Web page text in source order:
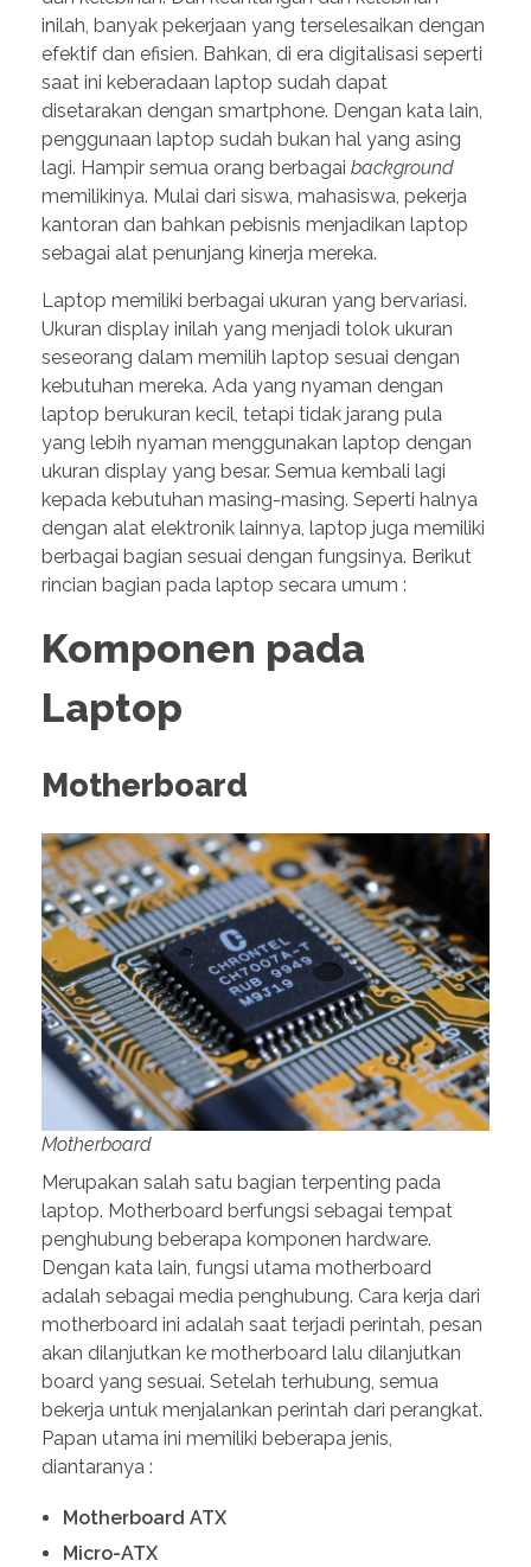
inilah, banyak pekerjaan yang terselesaikan dengan
efektif dan efisien. Bahkan, di era digitalisasi seperti
saat ini keberadaan laptop sudah dapat
disetarakan dengan smartphone. Dengan kata lain,
penggunaan laptop sudah bukan hal yang asing
lagi. Hampir semua orang berbagai background
memilikinya. Mulai dari siswa, mahasiswa, pekerja
kantoran dan bahkan pebisnis menjadikan laptop
sebagai alat penunjang kinerja mereka.
Laptop memiliki berbagai ukuran yang bervariasi.
Ukuran display inilah yang menjadi tolok ukuran
seseorang dalam memilih laptop sesuai dengan
kebutuhan mereka. Ada yang nyaman dengan
laptop berukuran kecil, tetapi tidak jarang pula
yang lebih nyaman menggunakan laptop dengan
ukuran display yang besar. Semua kembali lagi
kepada kebutuhan masing-masing. Seperti halnya
dengan alat elektronik lainnya, laptop juga memiliki
berbagai bagian sesuai dengan fungsinya. Berikut
rincian bagian pada laptop secara umum :
Komponen pada
Laptop
Motherboard
Motherboard
Merupakan salah satu bagian terpenting pada
laptop. Motherboard berfungsi sebagai tempat
penghubung beberapa komponen hardware.
Dengan kata lain, fungsi utama motherboard
adalah sebagai media penghubung. Cara kerja dari
motherboard ini adalah saat terjadi perintah, pesan
akan dilanjutkan ke motherboard lalu dilanjutkan
board yang sesuai. Setelah terhubung, semua
bekerja untuk menjalankan perintah dari perangkat.
Papan utama ini memiliki beberapa jenis,
diantaranya :
Motherboard ATX
Micro-ATX